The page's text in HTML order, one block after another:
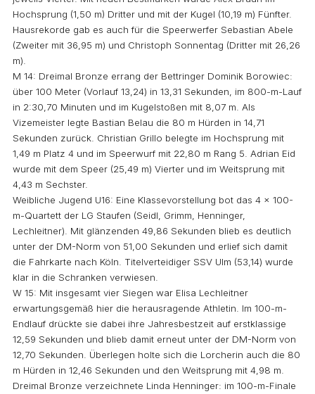
Hochsprung (1,50 m) Dritter und mit der Kugel (10,19 m) Fünfter.
Hausrekorde gab es auch für die Speerwerfer Sebastian Abele
(Zweiter mit 36,95 m) und Christoph Sonnentag (Dritter mit 26,26
m).
M 14: Dreimal Bronze errang der Bettringer Dominik Borowiec:
über 100 Meter (Vorlauf 13,24) in 13,31 Sekunden, im 800-m-Lauf
in 2:30,70 Minuten und im Kugelstoßen mit 8,07 m. Als
Vizemeister legte Bastian Belau die 80 m Hürden in 14,71
Sekunden zurück. Christian Grillo belegte im Hochsprung mit
1,49 m Platz 4 und im Speerwurf mit 22,80 m Rang 5. Adrian Eid
wurde mit dem Speer (25,49 m) Vierter und im Weitsprung mit
4,43 m Sechster.
Weibliche Jugend U16: Eine Klassevorstellung bot das 4 x 100-
m-Quartett der LG Staufen (Seidl, Grimm, Henninger,
Lechleitner). Mit glänzenden 49,86 Sekunden blieb es deutlich
unter der DM-Norm von 51,00 Sekunden und erlief sich damit
die Fahrkarte nach Köln. Titelverteidiger SSV Ulm (53,14) wurde
klar in die Schranken verwiesen.
W 15: Mit insgesamt vier Siegen war Elisa Lechleitner
erwartungsgemäß hier die herausragende Athletin. Im 100-m-
Endlauf drückte sie dabei ihre Jahresbestzeit auf erstklassige
12,59 Sekunden und blieb damit erneut unter der DM-Norm von
12,70 Sekunden. Überlegen holte sich die Lorcherin auch die 80
m Hürden in 12,46 Sekunden und den Weitsprung mit 4,98 m.
Dreimal Bronze verzeichnete Linda Henninger: im 100-m-Finale